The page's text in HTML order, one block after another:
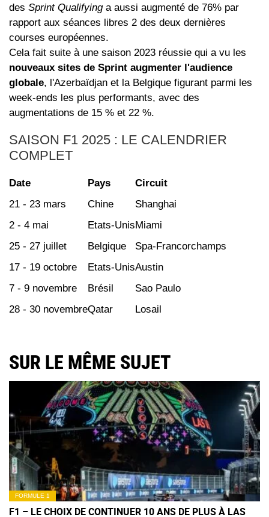
des Sprint Qualifyinga aussi augmenté de 76% par
rapport aux séances libres 2 des deux dernières
courses européennes.
Cela fait suite à une saison 2023 réussie qui a vu les
nouveaux sites de Sprint augmenter l'audience
globale, l'Azerbaïdjan et la Belgique figurant parmi les
week-ends les plus performants, avec des
augmentations de 15 % et 22 %.
SAISON F1 2025 : LE CALENDRIER
COMPLET
Date Pays
Circuit
21 - 23 mars
Chine
Shanghai
2 - 4 mai
Etats-UnisMiami
25 - 27 juillet
Belgique
Spa-Francorchamps
17 - 19 octobre
Etats-UnisAustin
7 - 9 novembre
Brésil
Sao Paulo
28 - 30 novembreQatar Losail
SUR LE MÊME SUJET
FORMULE 1
F1 – LE CHOIX DE CONTINUER 10 ANS DE PLUS À LAS